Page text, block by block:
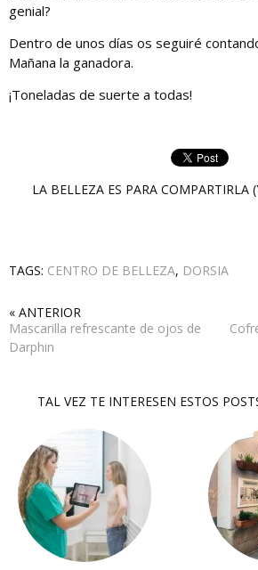
genial?
Dentro de unos días os seguiré
Mañana la ganadora.
¡Toneladas de suerte a todas!
LA BELLEZA ES PARA COMPARTIRLA
TAGS: CENTRO DE BELLEZA, DORSIA
« ANTERIOR
Mascarilla refrescante de ojos de
Darphin
TAL VEZ TE INTERESEN ESTOS